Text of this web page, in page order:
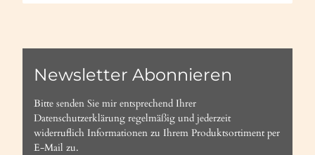
Newsletter Abonnieren
Bitte senden Sie mir entsprechend Ihrer
Datenschutzerklärung regelmäßig und jederzeit
widerruflich Informationen zu Ihrem Produktsortiment per
E-Mail zu.